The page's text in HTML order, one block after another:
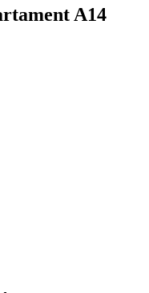
A14